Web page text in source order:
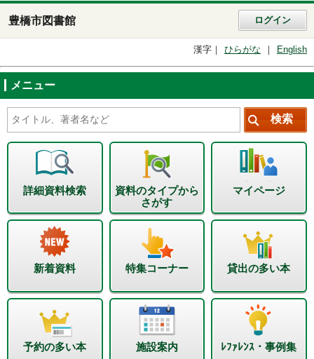
豊橋市図書館 ログイン
漢字 ひらがな English
メニュー
詳細資料検索
資料のタイプから
さがす
マイページ
新着資料 特集コーナー 貸出の多い本
予約の多い本 施設案内 ﾚﾌｧﾚﾝｽ・事例集